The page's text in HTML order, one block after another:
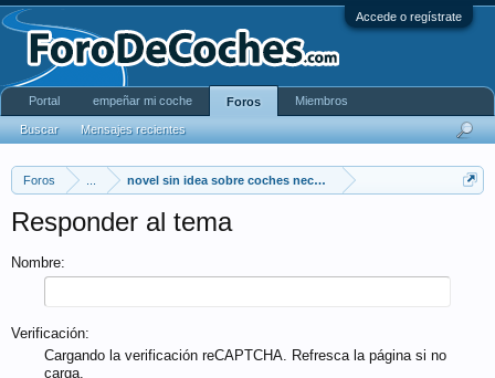
Accede o regístrate
Foros novel sin idea sobre coches necesita ayuda
Responder al tema
Nombre:
Verificación:
Cargando la verificación reCAPTCHA. Refresca la página si no
carga.
Portal empeñar mi coche Foros
Buscar Mensajes recientes
Miembros